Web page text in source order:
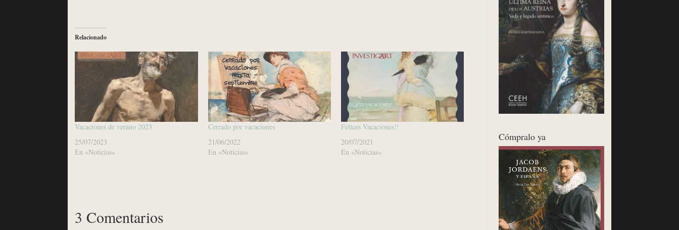
Relacionado
Vacaciones de verano 2023
25/07/2023
En «Noticias»
Cerrado por vacaciones
21/06/2022
En «Noticias»
Felices Vacaciones!!
20/07/2021
En «Noticias»
3 Comentarios
Cómpralo ya